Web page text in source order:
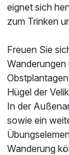
eignet sich
zum Trinken
Freuen Sie
Wanderungen
Hügel der
In der
sowie ein
Wanderung